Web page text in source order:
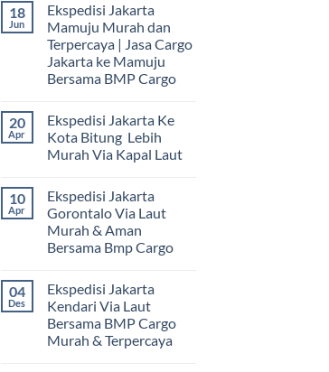
18
Jun
Ekspedisi Jakarta
Mamuju Murah dan
Terpercaya | Jasa Cargo
Jakarta ke Mamuju
Bersama BMP Cargo
komentar
pada
Ekspedisi
Jakarta
dan
Terpercaya
|
Jasa
Cargo
Jakarta
Bersama
BMP
Cargo
20
Apr
Ekspedisi Jakarta Ke
Kota Bitung Lebih
Murah Via Kapal Laut
komentar
pada
Ekspedisi
Jakarta
Ke
Kota
Murah
Via
Kapal
Laut
10
Apr
Ekspedisi Jakarta
Gorontalo Via Laut
Murah & Aman
Bersama Bmp Cargo
komentar
pada
Ekspedisi
Jakarta
Gorontalo
Via
04
Des
Ekspedisi Jakarta
Kendari Via Laut
Bersama BMP Cargo
Murah & Terpercaya